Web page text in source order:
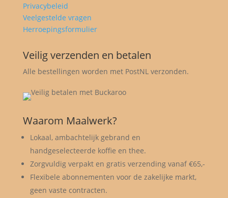
Privacybeleid
Veelgestelde vragen
Herroepingsformulier
Veilig verzenden en betalen
Alle bestellingen worden met PostNL verzonden.
Waarom Maalwerk?
Lokaal, ambachtelijk gebrand en
handgeselecteerde koffie en thee.
Zorgvuldig verpakt en gratis verzending vanaf €65,-
Flexibele abonnementen voor de zakelijke markt,
geen vaste contracten.